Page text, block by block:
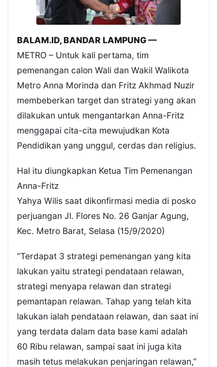
BALAM.ID, BANDAR LAMPUNG —
METRO – Untuk kali pertama, tim
pemenangan calon Wali dan Wakil Walikota
Metro Anna Morinda dan Fritz Akhmad Nuzir
membeberkan target dan strategi yang akan
dilakukan untuk mengantarkan Anna-Fritz
menggapai cita-cita mewujudkan Kota
Pendidikan yang unggul, cerdas dan religius.
Hal itu diungkapkan Ketua Tim Pemenangan
Anna-Fritz
Yahya Wilis saat dikonfirmasi media di posko
perjuangan Jl. Flores No. 26 Ganjar Agung,
Kec. Metro Barat, Selasa (15/9/2020)
“Terdapat 3 strategi pemenangan yang kita
lakukan yaitu strategi pendataan relawan,
strategi menyapa relawan dan strategi
pemantapan relawan. Tahap yang telah kita
lakukan ialah pendataan relawan, dan saat ini
yang terdata dalam data base kami adalah
60 Ribu relawan, sampai saat ini juga kita
masih tetus melakukan penjaringan relawan,”